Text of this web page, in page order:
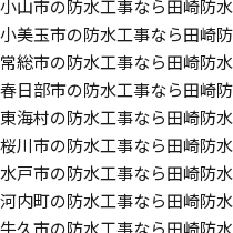
小山市の防水工事なら田崎防
小美玉市の防水工事なら田崎
常総市の防水工事なら田崎防
春日部市の防水工事なら田崎
東海村の防水工事なら田崎防
桜川市の防水工事なら田崎防
水戸市の防水工事なら田崎防
河内町の防水工事なら田崎防
牛久市の防水工事なら田崎防